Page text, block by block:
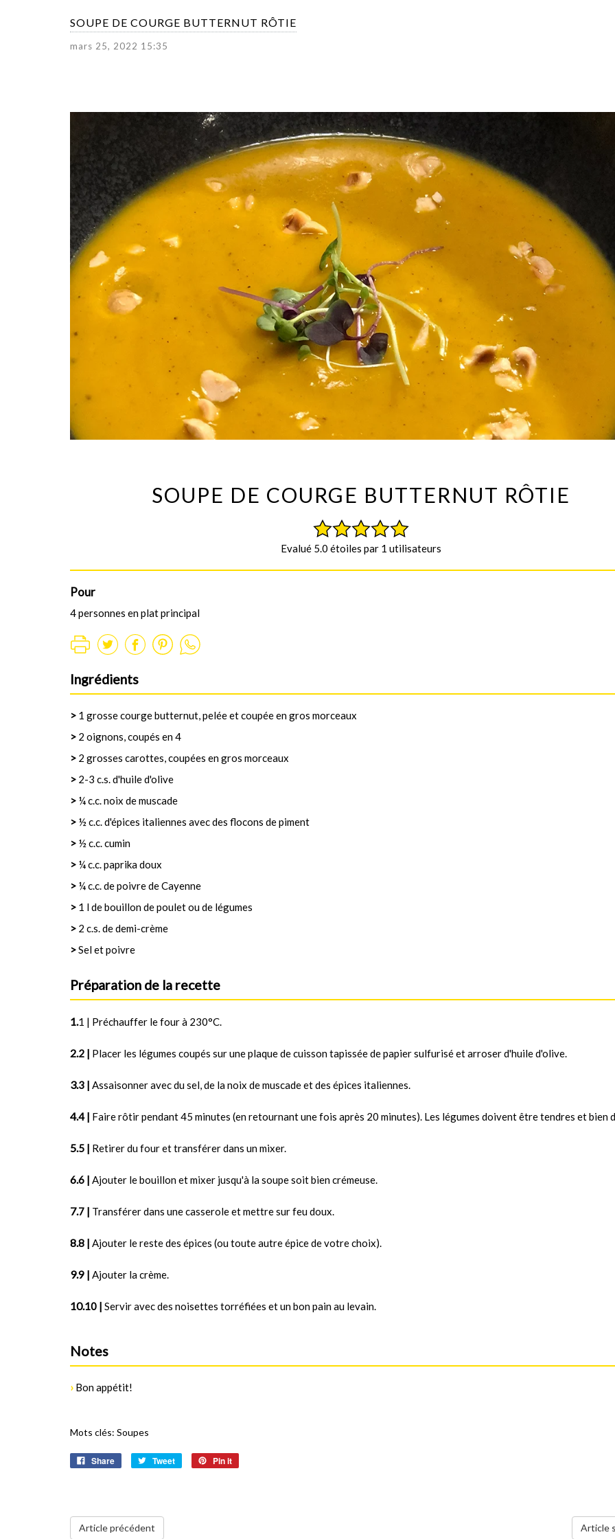
SOUPE DE COURGE BUTTERNUT RÔTIE
mars 25, 2022 15:35
SOUPE DE COURGE BUTTERNUT RÔTIE
Evalué 5.0 étoiles par 1 utilisateurs
Pour
4 personnes en plat principal
Ingrédients
> 1 grosse courge butternut, pelée et coupée en gros morceaux
> 2 oignons, coupés en 4
> 2 grosses carottes, coupées en gros morceaux
> 2-3 c.s. d'huile d'olive
> ¼ c.c. noix de muscade
> ½ c.c. d'épices italiennes avec des flocons de piment
> ½ c.c. cumin
> ¼ c.c. paprika doux
> ¼ c.c. de poivre de Cayenne
> 1 l de bouillon de poulet ou de légumes
> 2 c.s. de demi-crème
>Sel et poivre
Préparation de la recette
1 | Préchauffer le four à 230°C.
2 | Placer les légumes coupés sur une plaque de cuisson tapissée de papier sulfurisé et arroser d'huile d'olive.
3 | Assaisonner avec du sel, de la noix de muscade et des épices italiennes.
4 | Faire rôtir pendant 45 minutes (en retournant une fois après 20 minutes). Les légumes doivent être tendres et bien
5 | Retirer du four et transférer dans un mixer.
6 | Ajouter le bouillon et mixer jusqu'à la soupe soit bien crémeuse.
7 | Transférer dans une casserole et mettre sur feu doux.
8 | Ajouter le reste des épices (ou toute autre épice de votre choix).
9 | Ajouter la crème.
10 | Servir avec des noisettes torréfiées et un bon pain au levain.
Notes
› Bon appétit!
Mots clés: Soupes
Share Tweet Pin it
Article précédent Article